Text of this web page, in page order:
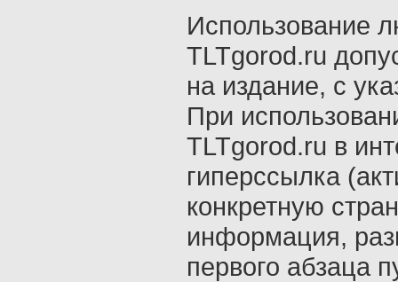
Использование
TLTgorod.ru
на издание, с
При
TLTgorod.ru в
гиперссылка
конкретную
информация,
первого абзаца